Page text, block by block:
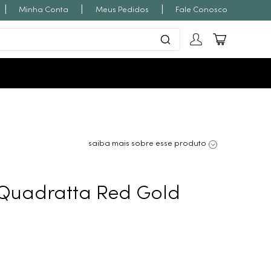
Minha Conta Meus Pedidos Fale Conosco
saiba mais sobre esse produto
Red Gold